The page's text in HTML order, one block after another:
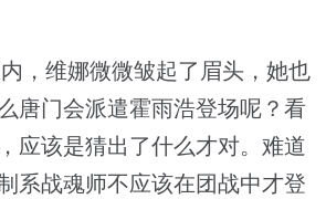
，维娜微微皱起了眉头，她也
唐门会派遣霍雨浩登场呢？看
应该是猜出了什么才对。难道
系战魂师不应该在团战中才登